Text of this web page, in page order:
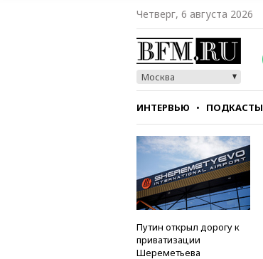
Четверг, 6 августа 2026
Москва
ИНТЕРВЬЮ ПОДКАСТЫ
СТИЛЬ ТЕСТЫ
Путин открыл дорогу к
приватизации
Шереметьева